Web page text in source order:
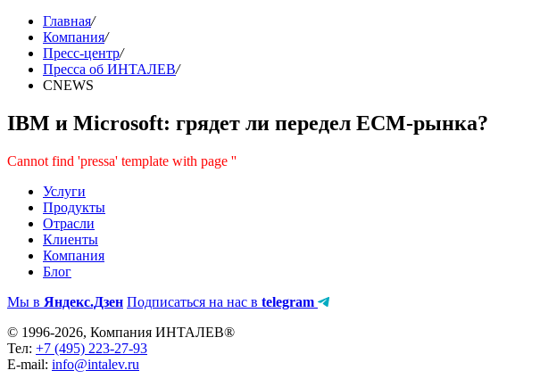
Главная/
Компания/
Пресс-центр/
Пресса об ИНТАЛЕВ/
CNEWS
IBM и Microsoft: грядет ли передел ECM-рынка?
Cannot find 'pressa' template with page ''
Услуги
Продукты
Отрасли
Клиенты
Компания
Блог
Мы в Яндекс.Дзен Подписаться на нас в telegram
© 1996-2026, Компания ИНТАЛЕВ®
Тел: +7 (495) 223-27-93
E-mail: info@intalev.ru